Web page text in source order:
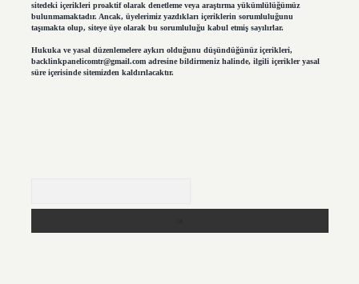
sitedeki içerikleri proaktif olarak denetleme veya araştırma yükümlülüğümüz
bulunmamaktadır. Ancak, üyelerimiz yazdıkları içeriklerin sorumluluğunu
taşımakta olup, siteye üye olarak bu sorumluluğu kabul etmiş sayılırlar.
Hukuka ve yasal düzenlemelere aykırı olduğunu düşündüğünüz içerikleri,
backlinkpanelicomtr@gmail.comadresine bildirmeniz halinde, ilgili içerikler yasal
süre içerisinde sitemizden kaldırılacaktır.